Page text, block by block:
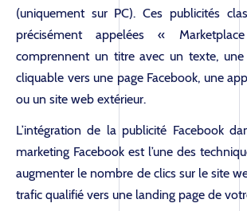
(uniquement sur PC). Ces publicités
précisément appelées «
comprennent un titre avec un texte,
cliquable vers une page Facebook, une
ou un site web extérieur.
L’intégration de la publicité Facebook
marketing Facebook est l’une des
augmenter le nombre de clics sur le site
trafic qualifié vers une landing page de